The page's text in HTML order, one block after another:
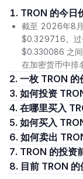
1. TRON 的今
截至 2026年8
$0.329716。
$0.330086 之
在加密货币中排
2. 一枚 TRON
3. 如何投资
4. 在哪里买入
5. 如何买入
6. 如何卖出
7. TRON 的投
8. 目前 TRON